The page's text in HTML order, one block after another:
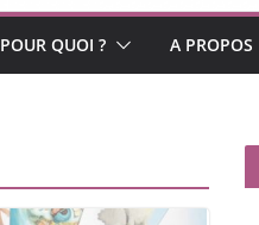
QUOI ? A PROPOS